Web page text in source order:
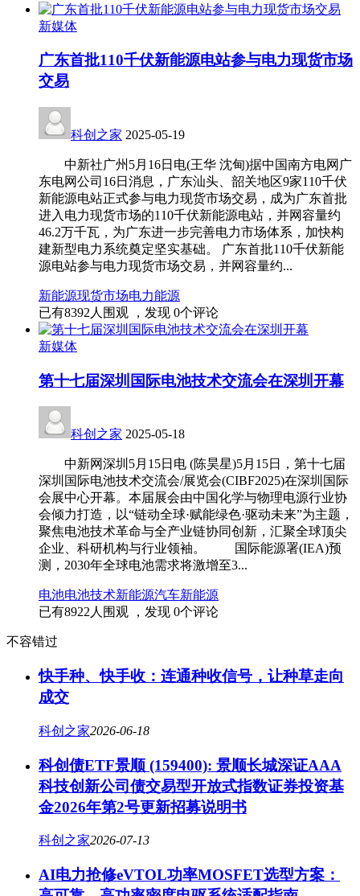
新媒体
广东首批110千伏新能源电站参与电力现货市场
交易
科创之家 2025-05-19
中新社广州5月16日电(王华 沈甸)据中国南方电网广
东电网公司16日消息，广东汕头、韶关地区9家110千伏
新能源电站正式参与电力现货市场交易，成为广东首批
进入电力现货市场的110千伏新能源电站，并网容量约
46.2万千瓦，为广东进一步完善电力市场体系，加快构
建新型电力系统奠定坚实基础。 广东首批110千伏新能
源电站参与电力现货市场交易，并网容量约...
新能源现货市场电力能源
已有8392 人围观 ，发现 0个评论
新媒体
第十七届深圳国际电池技术交流会在深圳开幕
科创之家 2025-05-18
中新网深圳5月15日电 (陈昊星)5月15日，第十七届
深圳国际电池技术交流会/展览会(CIBF2025)在深圳国际
会展中心开幕。本届展会由中国化学与物理电源行业协
会倾力打造，以“链动全球·赋能绿色·驱动未来”为主题，
聚焦电池技术革命与全产业链协同创新，汇聚全球顶尖
企业、科研机构与行业领袖。 国际能源署(IEA)预
测，2030年全球电池需求将激增至3...
电池电池技术新能源汽车新能源
已有8922 人围观 ，发现 0个评论
不容错过
快手种、快手收：连通种收信号，让种草走向
成交
科创之家2026-06-18
科创债ETF景顺 (159400): 景顺长城深证AAA
科技创新公司债交易型开放式指数证券投资基
金2026年第2号更新招募说明书
科创之家2026-07-13
AI电力抢修eVTOL功率MOSFET选型方案：